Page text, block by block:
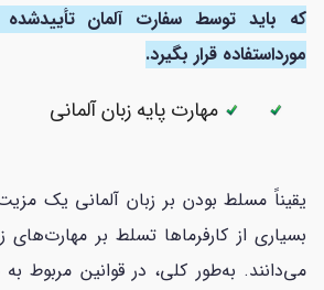
که باید توسط سفارت آلمان
مورداستفاده قرار بگیرد.
مهارت پایه زبان آلمانی
یقیناً مسلط بودن بر زبان آلمانی یک
بسیاری از کارفرماها تسلط بر مهارت‌های
می‌دانند. به‌طور کلی، در قوانین مربوط